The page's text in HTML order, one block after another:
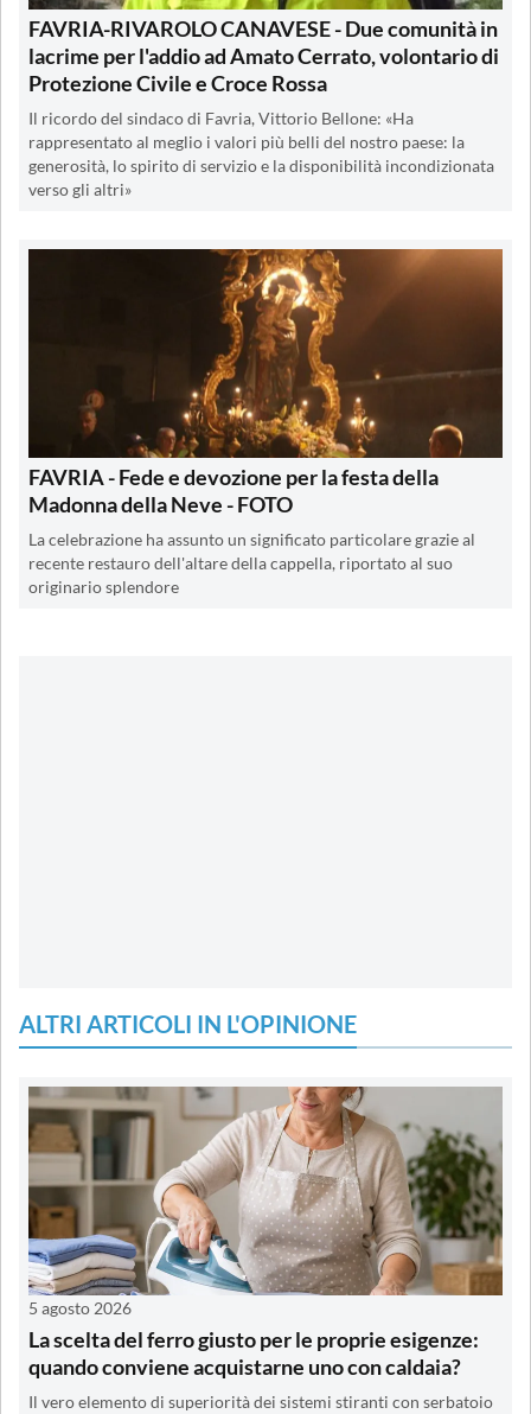
FAVRIA-RIVAROLO CANAVESE - Due comunità in
lacrime per l'addio ad Amato Cerrato, volontario di
Protezione Civile e Croce Rossa
Il ricordo del sindaco di Favria, Vittorio Bellone: «Ha
rappresentato al meglio i valori più belli del nostro paese: la
generosità, lo spirito di servizio e la disponibilità incondizionata
verso gli altri»
FAVRIA - Fede e devozione per la festa della
Madonna della Neve - FOTO
La celebrazione ha assunto un significato particolare grazie al
recente restauro dell'altare della cappella, riportato al suo
originario splendore
ALTRI ARTICOLI IN L'OPINIONE
5 agosto 2026
La scelta del ferro giusto per le proprie esigenze:
quando conviene acquistarne uno con caldaia?
Il vero elemento di superiorità dei sistemi stiranti con serbatoio